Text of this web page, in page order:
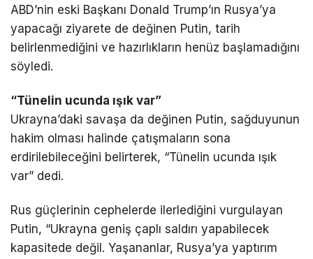
ABD’nin eski Başkanı Donald Trump’ın Rusya’ya
yapacağı ziyarete de değinen Putin, tarih
belirlenmediğini ve hazırlıkların henüz başlamadığını
söyledi.
“Tünelin ucunda ışık var”
Ukrayna’daki savaşa da değinen Putin, sağduyunun
hakim olması halinde çatışmaların sona
erdirilebileceğini belirterek, “Tünelin ucunda ışık
var” dedi.
Rus güçlerinin cephelerde ilerlediğini vurgulayan
Putin, “Ukrayna geniş çaplı saldırı yapabilecek
kapasitede değil. Yaşananlar, Rusya’ya yaptırım